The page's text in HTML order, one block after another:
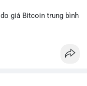
giá Bitcoin trung bình
sự suy giảm giá trị